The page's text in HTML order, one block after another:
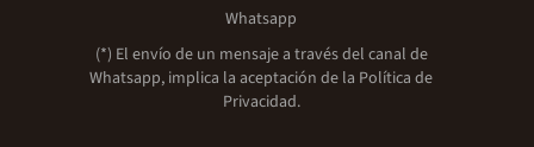
Whatsapp
(*) El envío de un mensaje a través del canal de
Whatsapp, implica la aceptación de la Política de
Privacidad.